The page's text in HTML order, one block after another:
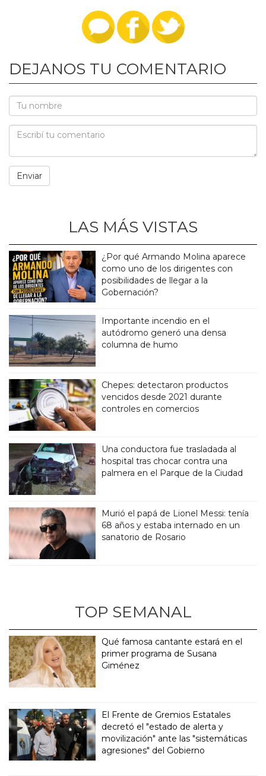
DEJANOS TU COMENTARIO
LAS MÁS VISTAS
¿Por qué Armando Molina aparece
como uno de los dirigentes con
posibilidades de llegar a la
Gobernación?
Importante incendio en el
autódromo generó una densa
columna de humo
Chepes: detectaron productos
vencidos desde 2021 durante
controles en comercios
Una conductora fue trasladada al
hospital tras chocar contra una
palmera en el Parque de la Ciudad
Murió el papá de Lionel Messi: tenía
68 años y estaba internado en un
sanatorio de Rosario
TOP SEMANAL
Qué famosa cantante estará en el
primer programa de Susana
Giménez
El Frente de Gremios Estatales
decretó el "estado de alerta y
movilización" ante las "sistemáticas
agresiones" del Gobierno